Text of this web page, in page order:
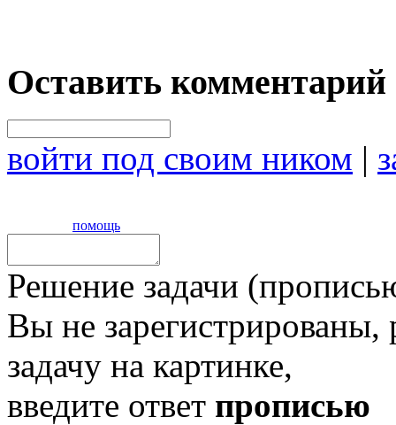
Оставить комментарий
войти под своим ником |
помощь
Решение задачи
Вы не
задачу на картинке,
введите ответ прописью